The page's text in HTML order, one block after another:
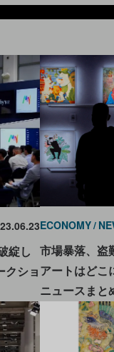
綻し
クショ
ECONOMY
市場暴落、盗
アートはどこ
ニュースまと